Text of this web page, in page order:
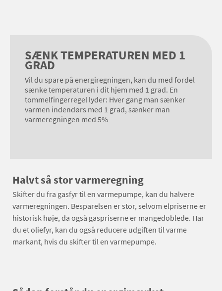
SÆNK TEMPERATUREN MED 1
GRAD
Vil du spare på energiregningen, kan du med fordel
sænke temperaturen i dit hjem med 1 grad. En
tommelfingerregel lyder: Hver gang man sænker
varmen indendørs med 1 grad, sænker man
varmeregningen med 5%
Halvt så stor varmeregning
Skifter du fra gasfyr til en varmepumpe, kan du halvere
varmeregningen. Besparelsen er stor, selvom elpriserne er
historisk høje, da også gaspriserne er mangedoblede. Har
du et oliefyr, kan du også reducere udgiften til varme
markant, hvis du skifter til en varmepumpe.